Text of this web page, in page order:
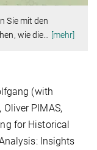
Sie mit den
wie die
[mehr]
(with
PIMAS,
for Historical
Insights